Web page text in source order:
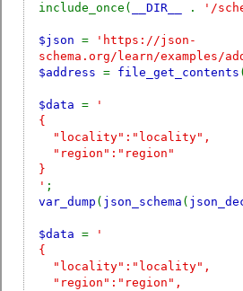
include_once(
__DIR__ . '/
$json =
'https://json-
schema.org/learn/examples/
$address = file_get_contents (
$data =
'
{
"locality":"locality",
"region":"region"
}
' ;
var_dump ( json_schema (
$data =
'
{
"locality":"locality",
"region":"region",